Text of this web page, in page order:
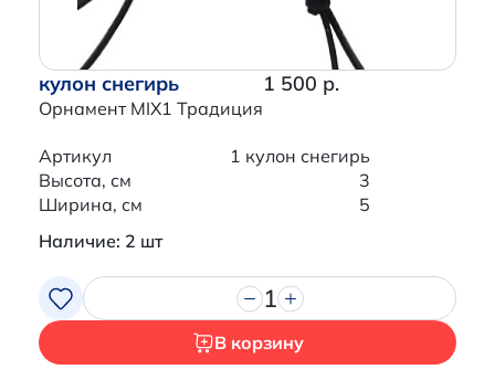
кулон снегирь
Орнамент MIX1 Традиция
1 500 р.
Артикул
1 кулон снегирь
Высота, см
3
Ширина, см
5
Наличие: 2 шт
1
В корзину